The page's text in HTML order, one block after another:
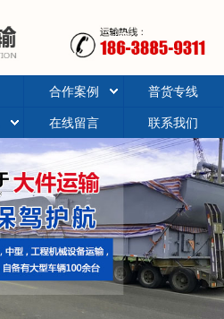
合作案例 普货专线
在线留言 联系我们